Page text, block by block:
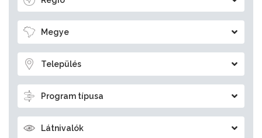
Megye
Település
Program típusa
Látnivalók